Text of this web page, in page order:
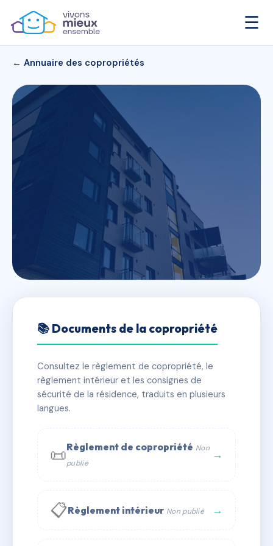
☰
← Annuaire des copropriétés
LA HAULE FLEURIE
✓ Immatriculée 🏠 23 lots 🏗 1 bâtiment(s)
📞 Contacter Syndic Digital
📚 Documents de la copropriété
Consultez le règlement de copropriété, le
règlement intérieur et les consignes de
sécurité de la résidence, traduits en plusieurs
langues.
📜Règlement de copropriété Non
publié
→
📋Règlement intérieur Non publié →